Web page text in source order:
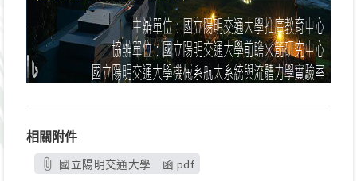
相關附件
國立陽明交通大學 函.pdf